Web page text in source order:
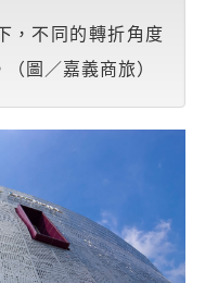
，不同的轉折角度
圖／嘉義商旅）